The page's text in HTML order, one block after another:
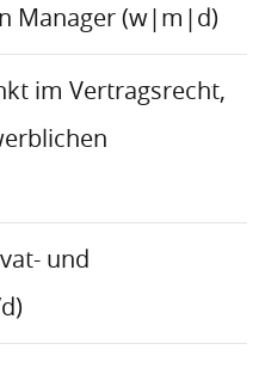
Manager (w|m|d)
im Vertragsrecht,
und